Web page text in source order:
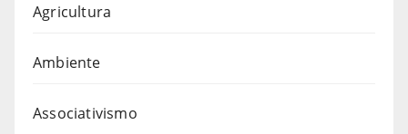
Agricultura
Ambiente
Associativismo